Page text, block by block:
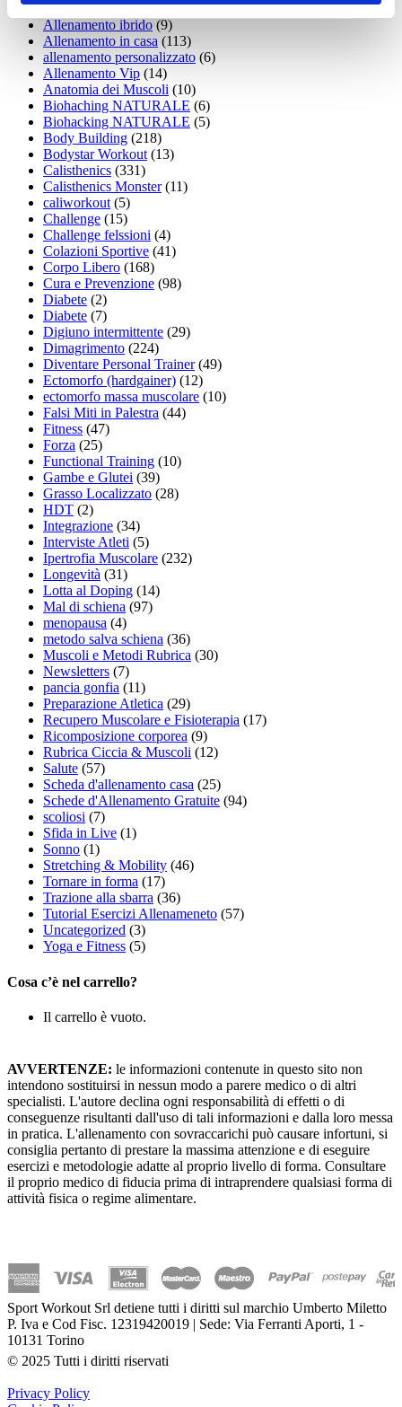
Allenamento funzionale(6)
Allenamento ibrido (9)
Allenamento in casa (113)
allenamento personalizzato (6)
Allenamento Vip (14)
Anatomia dei Muscoli (10)
Biohaching NATURALE (6)
Biohacking NATURALE (5)
Body Building (218)
Bodystar Workout(13)
Calisthenics (331)
Calisthenics Monster(11)
caliworkout(5)
Challenge (15)
Challenge felssioni (4)
Colazioni Sportive (41)
Corpo Libero (168)
Cura e Prevenzione (98)
Diabete (2)
Diabete (7)
Digiuno intermittente (29)
Dimagrimento (224)
Diventare Personal Trainer(49)
Ectomorfo (hardgainer) (12)
ectomorfo massa muscolare (10)
Falsi Miti in Palestra (44)
Fitness (47)
Forza (25)
Functional Training (10)
Gambe e Glutei (39)
Grasso Localizzato (28)
HDT (2)
Integrazione (34)
Interviste Atleti (5)
Ipertrofia Muscolare (232)
Longevità (31)
Lotta al Doping (14)
Mal di schiena (97)
menopausa (4)
metodo salva schiena (36)
Muscoli e Metodi Rubrica (30)
Newsletters (7)
pancia gonfia (11)
Preparazione Atletica (29)
Recupero Muscolare e Fisioterapia (17)
Ricomposizione corporea (9)
Rubrica Ciccia & Muscoli (12)
Salute (57)
Scheda d'allenamento casa (25)
Schede d'Allenamento Gratuite (94)
scoliosi (7)
Sfida in Live (1)
Sonno (1)
Stretching & Mobility (46)
Tornare in forma (17)
Trazione alla sbarra (36)
Tutorial Esercizi Allenameneto (57)
Uncategorized (3)
Yoga e Fitness (5)
Cosa c’è nel carrello?
Il carrello è vuoto.
AVVERTENZE: le informazioni contenute in questo sito non
intendono sostituirsi in nessun modo a parere medico o di altri
specialisti. L'autore declina ogni responsabilità di effetti o di
conseguenze risultanti dall'uso di tali informazioni e dalla loro messa
in pratica. L'allenamento con sovraccarichi può causare infortuni, si
consiglia pertanto di prestare la massima attenzione e di eseguire
esercizi e metodologie adatte al proprio livello di forma. Consultare
il proprio medico di fiducia prima di intraprendere qualsiasi forma di
attività fisica o regime alimentare.
Sport Workout Srl detiene tutti i diritti sul marchio Umberto Miletto
P. Iva e Cod Fisc. 12319420019 | Sede: Via Ferranti Aporti, 1 -
10131 Torino
© 2025 Tutti i diritti riservati
Privacy Policy